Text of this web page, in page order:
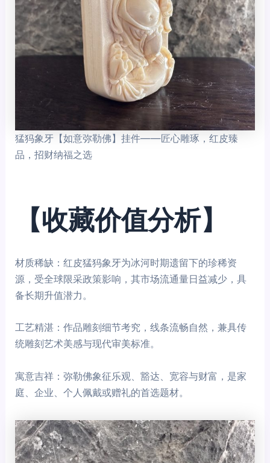
猛犸象牙【如意弥勒佛】挂件——匠心雕琢，红皮臻
品，招财纳福之选
【收藏价值分析】
材质稀缺：红皮猛犸象牙为冰河时期遗留下的珍稀资
源，受全球限采政策影响，其市场流通量日益减少，具
备长期升值潜力。
工艺精湛：作品雕刻细节考究，线条流畅自然，兼具传
统雕刻艺术美感与现代审美标准。
寓意吉祥：弥勒佛象征乐观、豁达、宽容与财富，是家
庭、企业、个人佩戴或赠礼的首选题材。